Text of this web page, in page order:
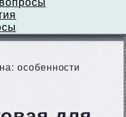
особенности